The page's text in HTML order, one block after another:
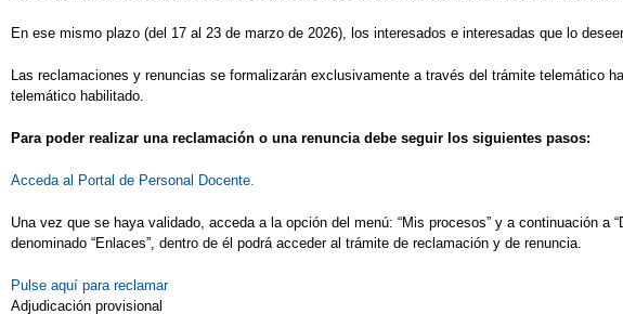
En ese mismo plazo (del 17 al 23 de marzo de 2026), los interesados e interesadas que lo
Las reclamaciones y renuncias se formalizarán exclusivamente a través del trámite telemático
telemático habilitado.
Para poder realizar una reclamación o una renuncia debe seguir los siguientes pasos:
Acceda al Portal de Personal Docente.
Una vez que se haya validado, acceda a la opción del menú: “Mis procesos” y a continuación
denominado “Enlaces”, dentro de él podrá acceder al trámite de reclamación y de renuncia.
Pulse aquí para reclamar
Adjudicación provisional